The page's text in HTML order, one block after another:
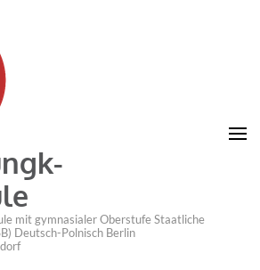
mit gymnasialer Oberstufe Staatliche
Deutsch-Polnisch Berlin